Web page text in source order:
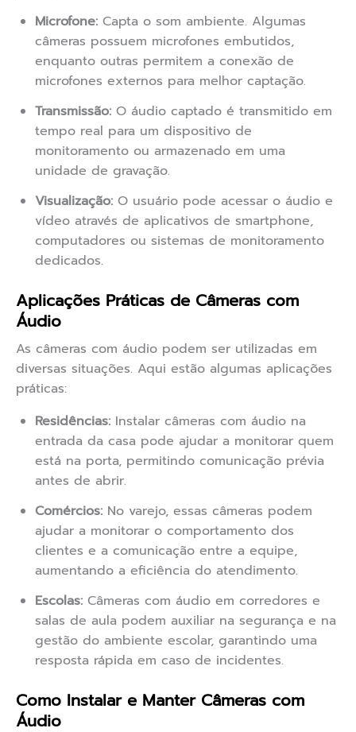
Microfone: Capta o som ambiente. Algumas
câmeras possuem microfones embutidos,
enquanto outras permitem a conexão de
microfones externos para melhor captação.
Transmissão: O áudio captado é transmitido em
tempo real para um dispositivo de
monitoramento ou armazenado em uma
unidade de gravação.
Visualização: O usuário pode acessar o áudio e
vídeo através de aplicativos de smartphone,
computadores ou sistemas de monitoramento
dedicados.
Aplicações Práticas de Câmeras com
Áudio
As câmeras com áudio podem ser utilizadas em
diversas situações. Aqui estão algumas aplicações
práticas:
Residências: Instalar câmeras com áudio na
entrada da casa pode ajudar a monitorar quem
está na porta, permitindo comunicação prévia
antes de abrir.
Comércios: No varejo, essas câmeras podem
ajudar a monitorar o comportamento dos
clientes e a comunicação entre a equipe,
aumentando a eficiência do atendimento.
Escolas: Câmeras com áudio em corredores e
salas de aula podem auxiliar na segurança e na
gestão do ambiente escolar, garantindo uma
resposta rápida em caso de incidentes.
Como Instalar e Manter Câmeras com
Áudio